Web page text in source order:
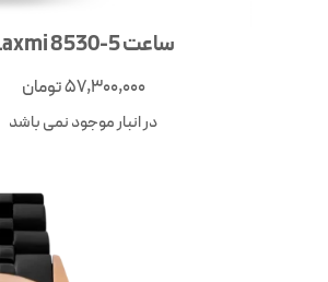
ساعت Laxmi 8530-5
57,300,000تومان
در انبار موجود نمی باشد